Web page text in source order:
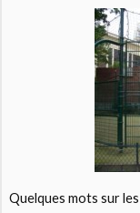
Quelques mots sur